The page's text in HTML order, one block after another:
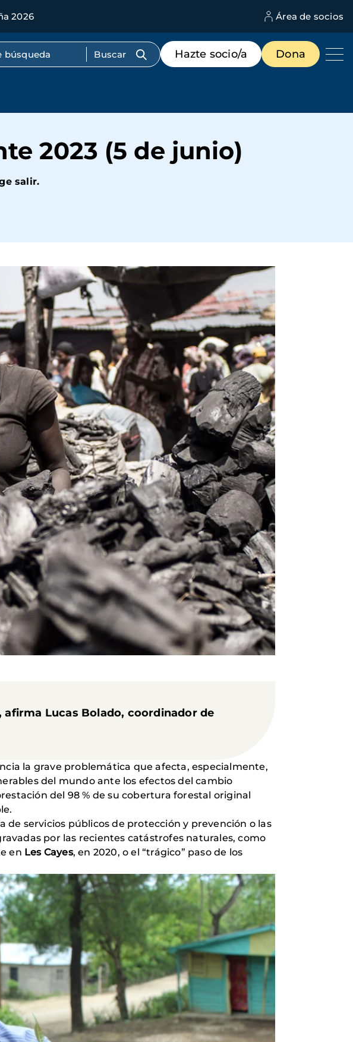
2026 Área de socios
Menú
de
destacados
Hazte socio/a Dona
2023 (5 de junio)
salir.
Lucas Bolado, coordinador de
la grave problemática que afecta, especialmente,
del mundo ante los efectos del cambio
del 98 % de su cobertura forestal original
de servicios públicos de protección y prevención o las
por las recientes catástrofes naturales, como
en Les Cayes, en 2020, o el “trágico” paso de los